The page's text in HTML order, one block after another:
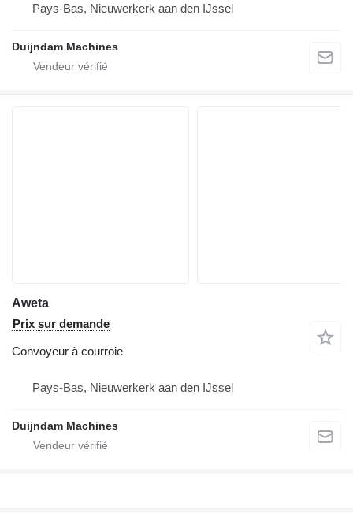
Pays-Bas, Nieuwerkerk aan den IJssel
Duijndam Machines
Aweta
Prix sur demande
Convoyeur à courroie
Pays-Bas, Nieuwerkerk aan den IJssel
Duijndam Machines